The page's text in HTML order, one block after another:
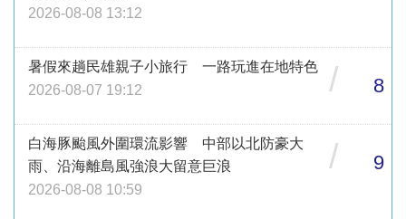
2026-08-08 13:12
暑假來趟民雄親子小旅行 一路玩進在地特色
2026-08-07 19:12
/ 8
白海豚颱風外圍環流影響 中部以北防豪大
雨、沿海離島風強浪大留意巨浪
2026-08-08 10:59
/ 9